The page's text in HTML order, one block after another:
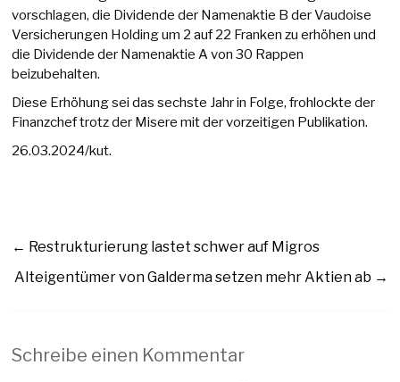
vorschlagen, die Dividende der Namenaktie B der Vaudoise
Versicherungen Holding um 2 auf 22 Franken zu erhöhen und
die Dividende der Namenaktie A von 30 Rappen
beizubehalten.
Diese Erhöhung sei das sechste Jahr in Folge, frohlockte der
Finanzchef trotz der Misere mit der vorzeitigen Publikation.
26.03.2024/kut.
← Restrukturierung lastet schwer auf Migros
Alteigentümer von Galderma setzen mehr Aktien ab →
Schreibe einen Kommentar